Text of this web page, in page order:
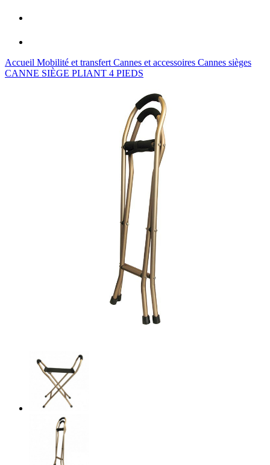
Accueil Mobilité et transfert Cannes et accessoires Cannes sièges
CANNE SIÈGE PLIANT 4 PIEDS